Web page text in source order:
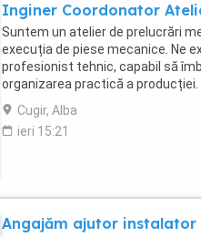
Inginer Coordonator
Suntem un atelier de prelucrări
execuția de piese mecanice. Ne
profesionist tehnic, capabil să
organizarea practică a
superioare tehnice: Absolvent de
Cugir, Alba
ieri 15:21
Angajăm ajutor